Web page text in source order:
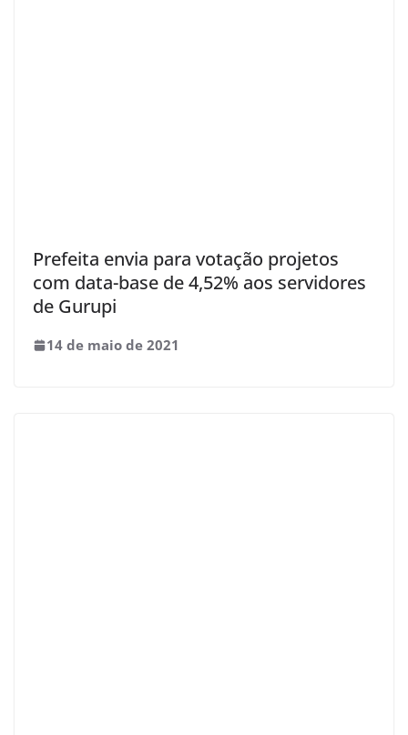
Prefeita envia para votação projetos
com data-base de 4,52% aos servidores
de Gurupi
14 de maio de 2021